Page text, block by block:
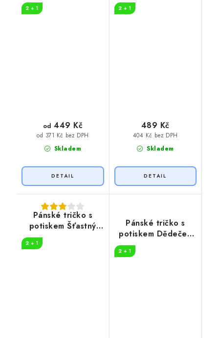
2 + 1
Skladem
od 371 Kč bez DPH
od 449 Kč
2 + 1
Skladem
404 Kč bez DPH
489 Kč
Pánské tričko s
potiskem Šťastný
2 + 1
Pánské tričko s
potiskem Dědeček
2 + 1